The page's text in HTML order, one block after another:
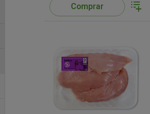
Comprar